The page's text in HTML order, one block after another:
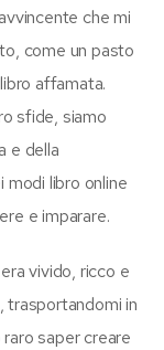
che mi
come un pasto
affamata.
sfide, siamo
e della
modi libro online
e imparare.
vivido, ricco e
trasportandomi in
saper creare